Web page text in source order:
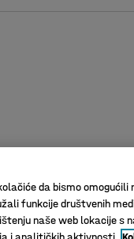
da bismo
funkcije društvenih
naše web lokacije s